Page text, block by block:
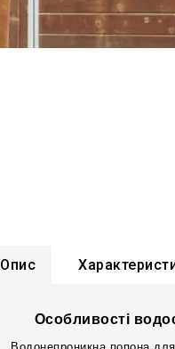
Опис
Особливості